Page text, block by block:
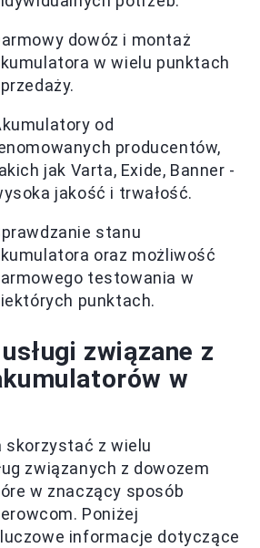
dowóz i montaż
w wielu punktach
od
producentów,
jak Varta, Exide, Banner -
jakość i trwałość.
stanu
oraz możliwość
testowania w
punktach.
związane z
w
skorzystać z wielu
związanych z dowozem
w znaczący sposób
Poniżej
informacje dotyczące